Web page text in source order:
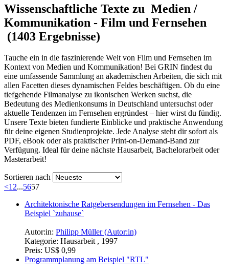
Wissenschaftliche Texte zu Medien /
Kommunikation - Film und Fernsehen
(1403 Ergebnisse)
Tauche ein in die faszinierende Welt von Film und Fernsehen im
Kontext von Medien und Kommunikation! Bei GRIN findest du
eine umfassende Sammlung an akademischen Arbeiten, die sich mit
allen Facetten dieses dynamischen Feldes beschäftigen. Ob du eine
tiefgehende Filmanalyse zu ikonischen Werken suchst, die
Bedeutung des Medienkonsums in Deutschland untersuchst oder
aktuelle Tendenzen im Fernsehen ergründest – hier wirst du fündig.
Unsere Texte bieten fundierte Einblicke und praktische Anwendung
für deine eigenen Studienprojekte. Jede Analyse steht dir sofort als
PDF, eBook oder als praktischer Print-on-Demand-Band zur
Verfügung. Ideal für deine nächste Hausarbeit, Bachelorarbeit oder
Masterarbeit!
Sortieren nach
<12...5657
Architektonische Ratgebersendungen im Fernsehen - Das
Beispiel `zuhause`
Autor:in: Philipp Müller (Autor:in)
Kategorie: Hausarbeit , 1997
Preis: US$ 0,99
Programmplanung am Beispiel "RTL"